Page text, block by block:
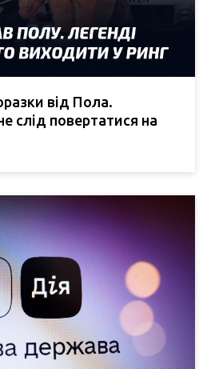
від Пола.
слід повертатися на